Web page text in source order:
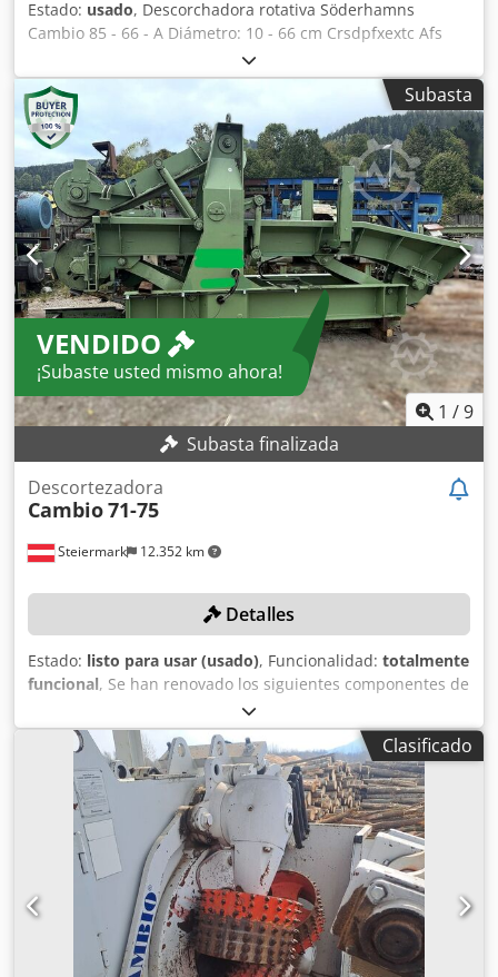
Estado: usado, Descorchadora rotativa Söderhamns
Cambio 85 - 66 - A Diámetro: 10 - 66 cm Crsdpfxextc Afs
Subasta
VENDIDO
¡Subaste usted mismo ahora!
1 /9
Subasta finalizada
Steiermark 12.352 km
Descortezadora
Cambio71-75
Detalles
Estado: listo para usar (usado), Funcionalidad: totalmente
funcional, Se han renovado los siguientes componentes de
la máquina: Caja de avance: revisada en 2023 Rotor:
reacondicionado de fábrica, instalado en 2024 Apertura
hidráulica de rodillos: instalada en 2022 Unidad de
extracción: nueva, instalada en 2021 Mesa de
alimentación: año de fabricación 2021 Credpfxjxr Itys Aifof
DETALLES TÉCNICOS Rotor: Air ten, 800 mm Diámetro
máximo de tronco: aprox. 75 cm DETALLES DE LA MÁQUINA
Longitud total: 9.800 mm Distancia entre ejes: 8.800 mm
EQUIPAMIENTO Paquete de repuestos Nota: Un armario
eléctrico no está incluido en la oferta. Sin embargo, el
vendedor puede suministrar un armario nuevo por un
coste adicional.
Clasificado